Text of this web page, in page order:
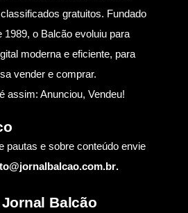
gratuitos. Fundado
1989, o Balcão evoluiu para
moderna e eficiente, para
vender e comprar.
assim: Anunciou, Vendeu!
pautas e sobre conteúdo envie
.
Balcão